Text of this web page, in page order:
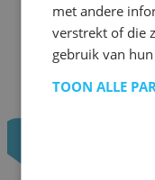
met andere
verstrekt of die
gebruik van
TOON ALLE